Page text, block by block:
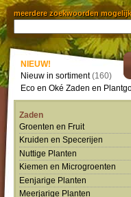
meerdere zoekwoorden mogelijk
NIEUW!
Nieuw in sortiment(160)
Eco en Oké Zaden en
Zaden
Groenten en Fruit
Kruiden en Specerijen
Nuttige Planten
Kiemen en Microgroenten
Eenjarige Planten
Meerjarige Planten